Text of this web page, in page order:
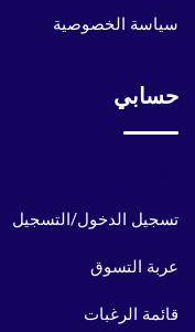
سياسة الخصوصية
حسابي
تسجيل الدخول/التسجيل
عربة التسوق
قائمة الرغبات